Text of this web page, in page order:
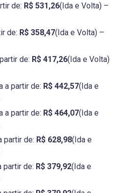
de: R$ 531,26(Ida e Volta) –
de: R$ 358,47(Ida e Volta) –
de: R$ 417,26(Ida e Volta)
a partir de: R$ 442,57(Ida e
a partir de: R$ 464,07(Ida e
partir de: R$ 628,98(Ida e
partir de: R$ 379,92(Ida e